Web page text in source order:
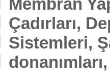
Membran
Çadırları,
Sistemleri,